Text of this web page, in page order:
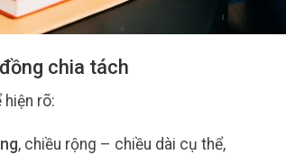
chia tách
rõ:
, chiều rộng – chiều dài cụ thể,